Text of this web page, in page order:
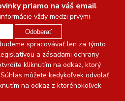
priamo na váš email
vždy medzi prvými
Odoberať
spracovávať len za týmto
a zásadami ochrany
kliknutím na odkaz, ktorý
môžete kedykoľvek odvolať
na odkaz z ktoréhokoľvek